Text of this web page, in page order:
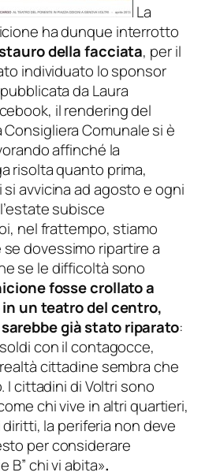
La
ha dunque interrotto
della facciata, per il
individuato lo sponsor
da Laura
il rendering del
Consigliera Comunale si è
affinché la
risolta quanto prima,
avvicina ad agosto e ogni
subisce
nel frattempo, stiamo
dovessimo ripartire a
se le difficoltà sono
fosse crollato a
in un teatro del centro,
già stato riparato:
con il contagocce,
cittadine sembra che
cittadini di Voltri sono
chi vive in altri quartieri,
la periferia non deve
per considerare
B”chi vi abita».